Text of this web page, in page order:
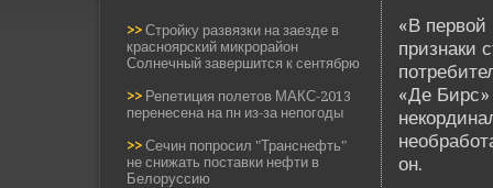
>> Стройку развязки на заезде в
красноярский микрорайон
Солнечный завершится к сентябрю
>> Репетиция полетов МАКС-2013
перенесена на пн из-за непогоды
>> Сечин попросил "Транснефть"
не снижать поставки нефти в
Белоруссию
«В
признаки
«Де
он.